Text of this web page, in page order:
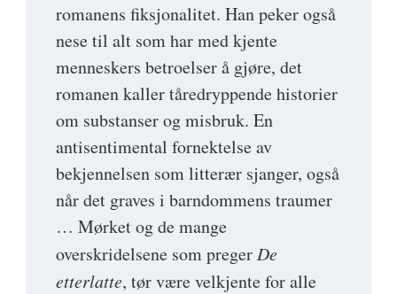
romanens fiksjonalitet. Han peker også
nese til alt som har med kjente
menneskers betroelser å gjøre, det
romanen kaller tåredryppende historier
om substanser og misbruk. En
antisentimental fornektelse av
bekjennelsen som litterær sjanger, også
når det graves i barndommens traumer
… Mørket og de mange
overskridelsene som preger De
etterlatte, tør være velkjente for alle